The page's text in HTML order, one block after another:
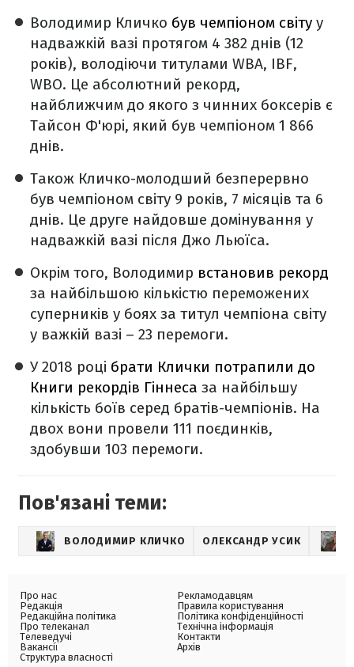
Володимир Кличко був чемпіоном світу у
надважкій вазі протягом 4 382 днів (12
років), володіючи титулами WBA, IBF,
WBO. Це абсолютний рекорд,
найближчим до якого з чинних боксерів є
Тайсон Ф'юрі, який був чемпіоном 1 866
днів.
Також Кличко-молодший безперервно
був чемпіоном світу 9 років, 7 місяців та 6
днів. Це друге найдовше домінування у
надважкій вазі після Джо Льюїса.
Окрім того, Володимир встановив рекорд
за найбільшою кількістю переможених
суперників у боях за титул чемпіона світу
у важкій вазі – 23 перемоги.
У 2018 році брати Клички потрапили до
Книги рекордів Гіннеса за найбільшу
кількість боїв серед братів-чемпіонів. На
двох вони провели 111 поєдинків,
здобувши 103 перемоги.
Пов'язані теми:
ВОЛОДИМИР КЛИЧКО ОЛЕКСАНДР УСИК
Про нас
Редакція
Редакційна політика
Про телеканал
Телеведучі
Вакансії
Структура власності
Рекламодавцям
Правила користування
Політика конфіденційності
Технічна інформація
Контакти
Архів